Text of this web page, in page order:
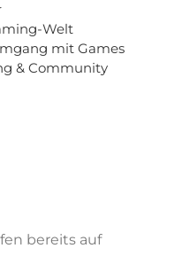
Welt
mit Games
& Community
bereits auf